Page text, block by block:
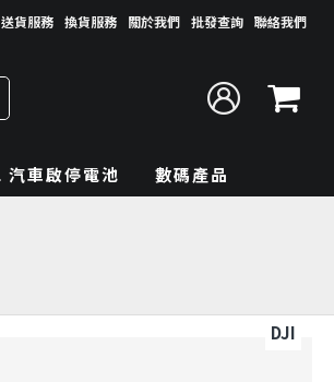
送貨服務 換貨服務 關於我們 批發查詢 聯絡我們
汽車啟停電池 數碼產品
DJI